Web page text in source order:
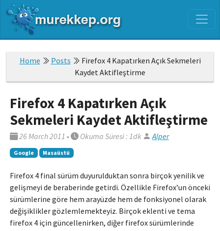
Home Posts
Firefox 4 Kapatırken Açık Sekmeleri
Kaydet Aktifleştirme
Firefox 4 Kapatırken Açık
Sekmeleri Kaydet Aktifleştirme
26 March 2011 • Okuma Süresi : 1dk Alper
Google Masaüstü
Firefox 4 final sürüm duyurulduktan sonra birçok yenilik ve
gelişmeyi de beraberinde getirdi. Özellikle Firefox’un önceki
sürümlerine göre hem arayüzde hem de fonksiyonel olarak
değişiklikler gözlemlemekteyiz. Birçok eklenti ve tema
firefox 4 için güncellenirken, diğer firefox sürümlerinde